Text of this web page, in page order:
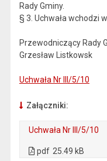
Rady Gminy.
§ 3. Uchwała wchodzi
Przewodniczący Rady
Grzesław Listkowsk
Uchwała Nr III/5/10
Załączniki:
Uchwała Nr III/5/10
pdf 25.49 kB